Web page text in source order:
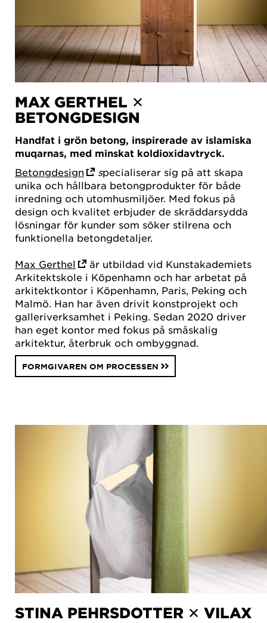
MAX GERTHEL ✕
BETONGDESIGN
Handfat i grön betong, inspirerade av islamiska
muqarnas, med minskat koldioxidavtryck.
Betongdesign
specialiserar sig på att skapa
unika och hållbara betongprodukter för både
inredning och utomhusmiljöer. Med fokus på
design och kvalitet erbjuder de skräddarsydda
lösningar för kunder som söker stilrena och
funktionella betongdetaljer.
Max Gerthel
är utbildad vid Kunstakademiets
Arkitektskole i Köpenhamn och har arbetat på
arkitektkontor i Köpenhamn, Paris, Peking och
Malmö. Han har även drivit konstprojekt och
galleriverksamhet i Peking. Sedan 2020 driver
han eget kontor med fokus på småskalig
arkitektur, återbruk och ombyggnad.
FORMGIVAREN OM PROCESSEN
STINA PEHRSDOTTER ✕ VILAX